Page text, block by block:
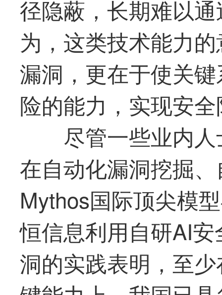
径隐蔽，长期难以
为，这类技术能力
漏洞，更在于使关
险的能力，实现安
尽管一些业内
在自动化漏洞挖掘
Mythos国际顶尖模
恒信息利用自研AI
洞的实践表明，至